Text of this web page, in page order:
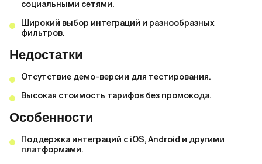
социальными сетями.
Широкий выбор интеграций и разнообразных
фильтров.
Недостатки
Отсутствие демо-версии для тестирования.
Высокая стоимость тарифов без промокода.
Особенности
Поддержка интеграций с iOS, Android и другими
платформами.